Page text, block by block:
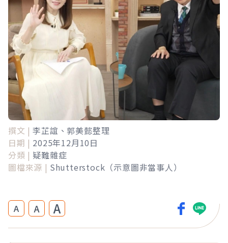
撰文 | 李芷誼、郭美懿整理
日期 | 2025年12月10日
分類 | 疑難雜症
圖檔來源 | Shutterstock（示意圖非當事人）
A A A